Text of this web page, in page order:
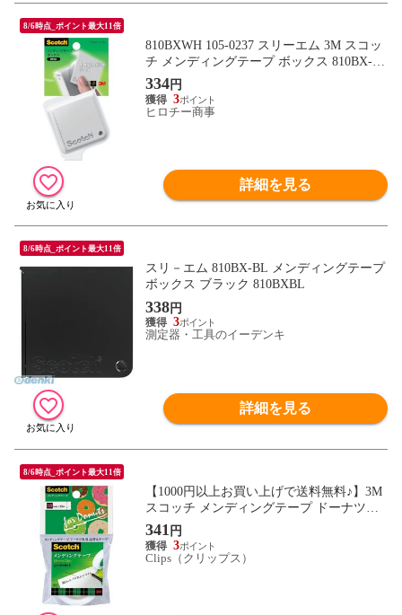
8/6時点_ポイント最大11倍
810BXWH 105-0237 スリーエム 3M スコッ
チ メンディングテープ ボックス 810BX-W
H
334円
3
ヒロチー商事
詳細を見る
8/6時点_ポイント最大11倍
スリ－エム 810BX-BL メンディングテープ
ボックス ブラック 810BXBL
338円
3
測定器・工具のイーデンキ
詳細を見る
8/6時点_ポイント最大11倍
【1000円以上お買い上げで送料無料♪】3M
スコッチ メンディングテープ ドーナツ詰
替用 幅18mm 810DNR-2 - メール便発送
341 円
3
Clips（クリップス）